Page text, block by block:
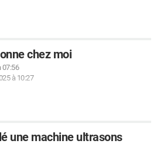
chez moi
07:56
à 10:27
une machine ultrasons